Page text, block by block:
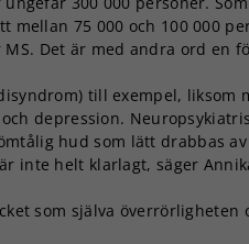
mellan 75 000 och 100 000
Det är med andra ord en
till exempel, liksom
depression.
hud som lätt drabbas
inte helt klarlagt, säger
som själva överrörligheten